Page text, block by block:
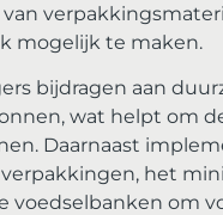
mogelijk te maken.
bijdragen aan
wat helpt om
Daarnaast
het
voedselbanken om